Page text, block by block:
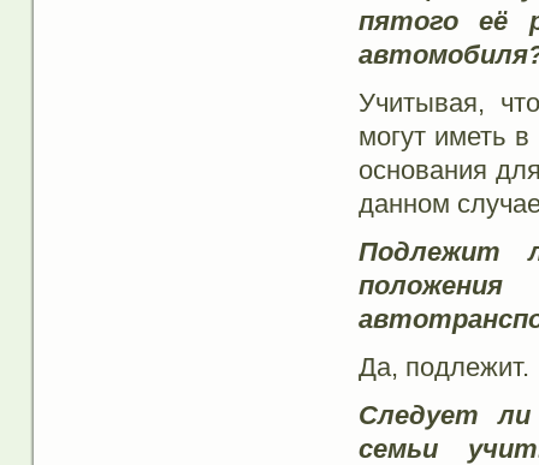
пятого её
Учитывая,
могут иметь
основания
данном
Подлежит
Да, подлежит.
Следует ли
семьи